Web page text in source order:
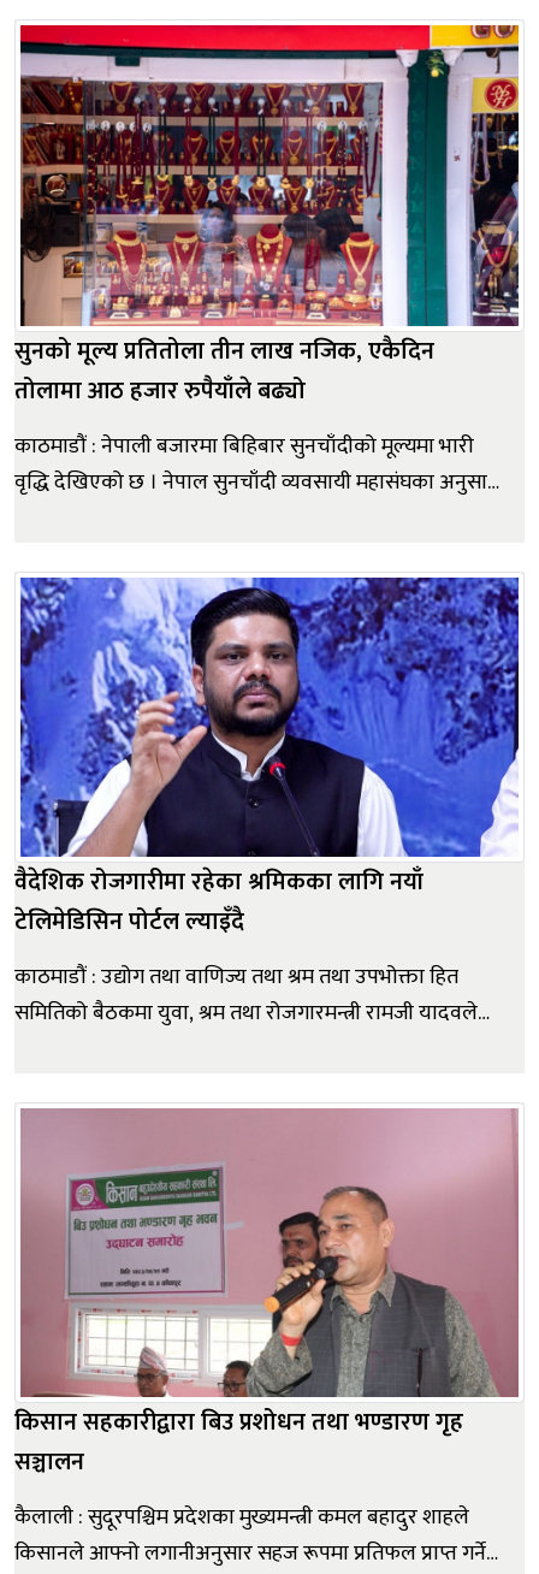
बुधबार भएको छलफलमा नेपाल राष्ट्र बैंकका १८ जना कार्य...
सुनको मूल्य प्रतितोला तीन लाख नजिक, एकैदिन
तोलामा आठ हजार रुपैयाँले बढ्यो
काठमाडौं : नेपाली बजारमा बिहिबार सुनचाँदीको मूल्यमा भारी
वृद्धि देखिएको छ । नेपाल सुनचाँदी व्यवसायी महासंघका अनुसार
महासंघका अनुसार आज छापावाल सुनको मूल्य प्रतितोला दुई
लाख ९६ हजा...
वैदेशिक रोजगारीमा रहेका श्रमिकका लागि नयाँ
टेलिमेडिसिन पोर्टल ल्याइँदै
काठमाडौं : उद्योग तथा वाणिज्य तथा श्रम तथा उपभोक्ता हित
समितिको बैठकमा युवा, श्रम तथा रोजगारमन्त्री रामजी यादवले
किसान सहकारीद्वारा बिउ प्रशोधन तथा भण्डारण गृह
सञ्चालन
कैलाली : सुदूरपश्चिम प्रदेशका मुख्यमन्त्री कमल बहादुर शाहले
किसानले आफ्नो लगानीअनुसार सहज रूपमा प्रतिफल प्राप्त गर्ने